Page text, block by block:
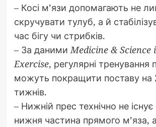
– Косі м’язи допомагають не
скручувати тулуб, а й
час бігу чи стрибків.
– За данимиMedicine & Science
Exercise, регулярні тренування
можуть покращити поставу на
тижнів.
– Нижній прес технічно не
нижня частина прямого м’яза,